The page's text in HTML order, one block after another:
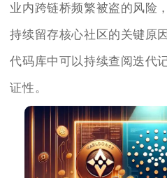
业内跨链桥频繁被盗的风险
持续留存核心社区的关键原
代码库中可以持续查阅迭代
证性。